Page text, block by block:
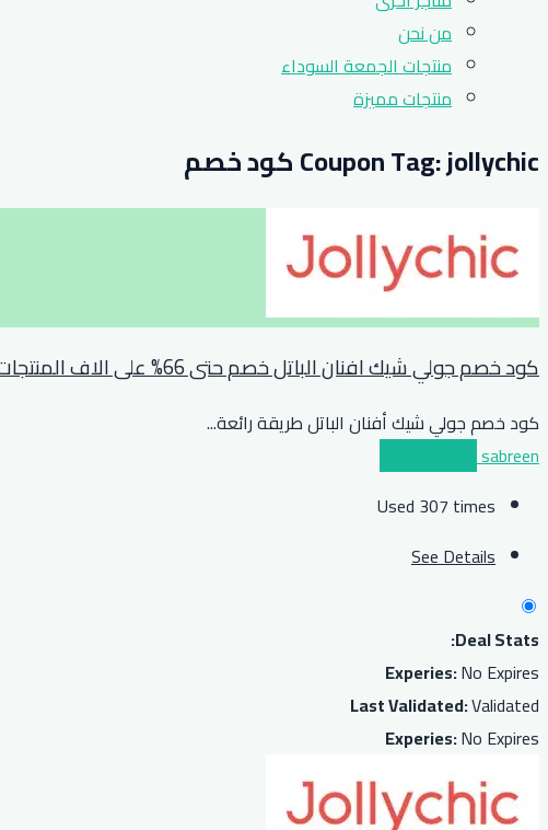
من نحن
منتجات الجمعة السوداء
منتجات مميزة
Coupon Tag:jollychic كود خصم
كود خصم جولي شيك افنان الباتل خصم حتى 66% على الاف المنتجات
كود خصم جولي شيك أفنان الباتل طريقة رائعة...
sabreen
Used 307 times
See Details
Deal Stats:
Experies:No Expires
Last Validated:Validated
Experies:No Expires